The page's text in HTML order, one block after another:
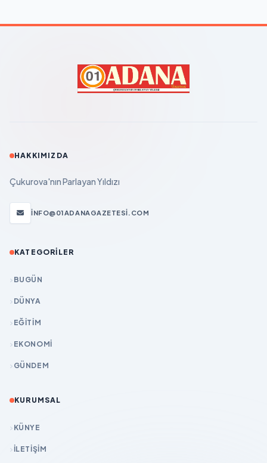
HAKKIMIZDA
Çukurova'nın Parlayan Yıldızı
INFO@01ADANAGAZETESI.COM
KATEGORILER
BUGÜN
DÜNYA
EĞİTİM
EKONOMİ
GÜNDEM
KURUMSAL
KÜNYE
İLETIŞIM